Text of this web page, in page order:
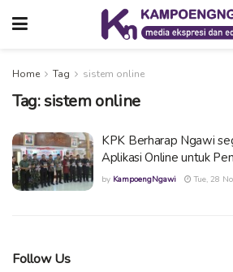
Home Tag sistem online
Tag:sistem online
KPK Berharap Ngawi
Aplikasi Online untuk
by KampoengNgawi Tue, 28
Follow Us